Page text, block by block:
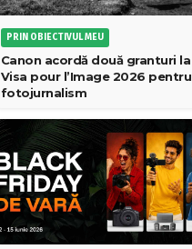
PRIN OBIECTIVUL MEU
Canon acordă două granturi la
Visa pour l’Image 2026 pentru
fotojurnalism